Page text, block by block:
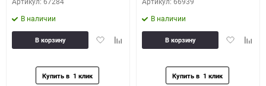
В наличии
ДобавитьДобавить
В корзину
В наличии
Добавить
В корзину